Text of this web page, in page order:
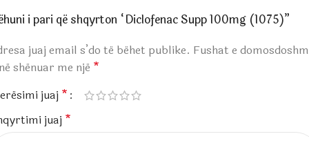
i pari që shqyrton “Diclofenac Supp 100mg (1075)”
juaj email s’do të bëhet publike. Fushat e
shënuar me një *
juaj *
juaj *